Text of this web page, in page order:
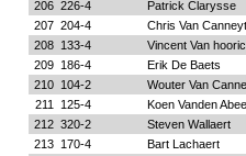
206 226-4
Patrick Clarysse
207 204-4
Chris Van Canneyt
208 133-4
Vincent Van
209 186-4
Erik De Baets
210 104-2
Wouter Van
211
125-4
Koen Vanden
212 320-2
Steven Wallaert
213 170-4
Bart Lachaert